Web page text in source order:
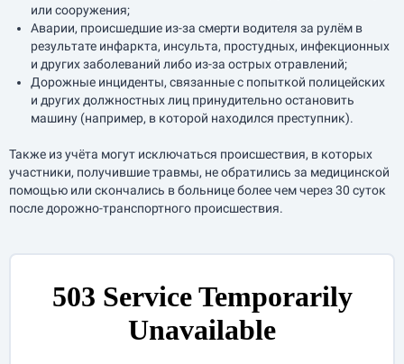
или сооружения;
Аварии, происшедшие из-за смерти водителя за рулём в
результате инфаркта, инсульта, простудных, инфекционных
и других заболеваний либо из-за острых отравлений;
Дорожные инциденты, связанные с попыткой полицейских
и других должностных лиц принудительно остановить
машину (например, в которой находился преступник).
Также из учёта могут исключаться происшествия, в которых
участники, получившие травмы, не обратились за медицинской
помощью или скончались в больнице более чем через 30 суток
после дорожно-транспортного происшествия.